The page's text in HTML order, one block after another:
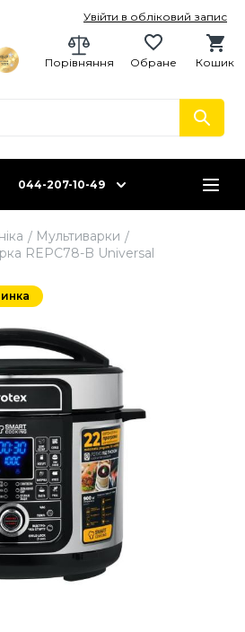
Увійти в обліковий запис
Кошик
Обране
Порівняння
044-207-10-49
Мультиварки
REPC78-B Universal